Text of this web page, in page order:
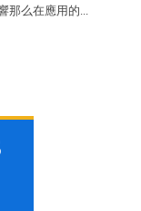
那么在應用的...